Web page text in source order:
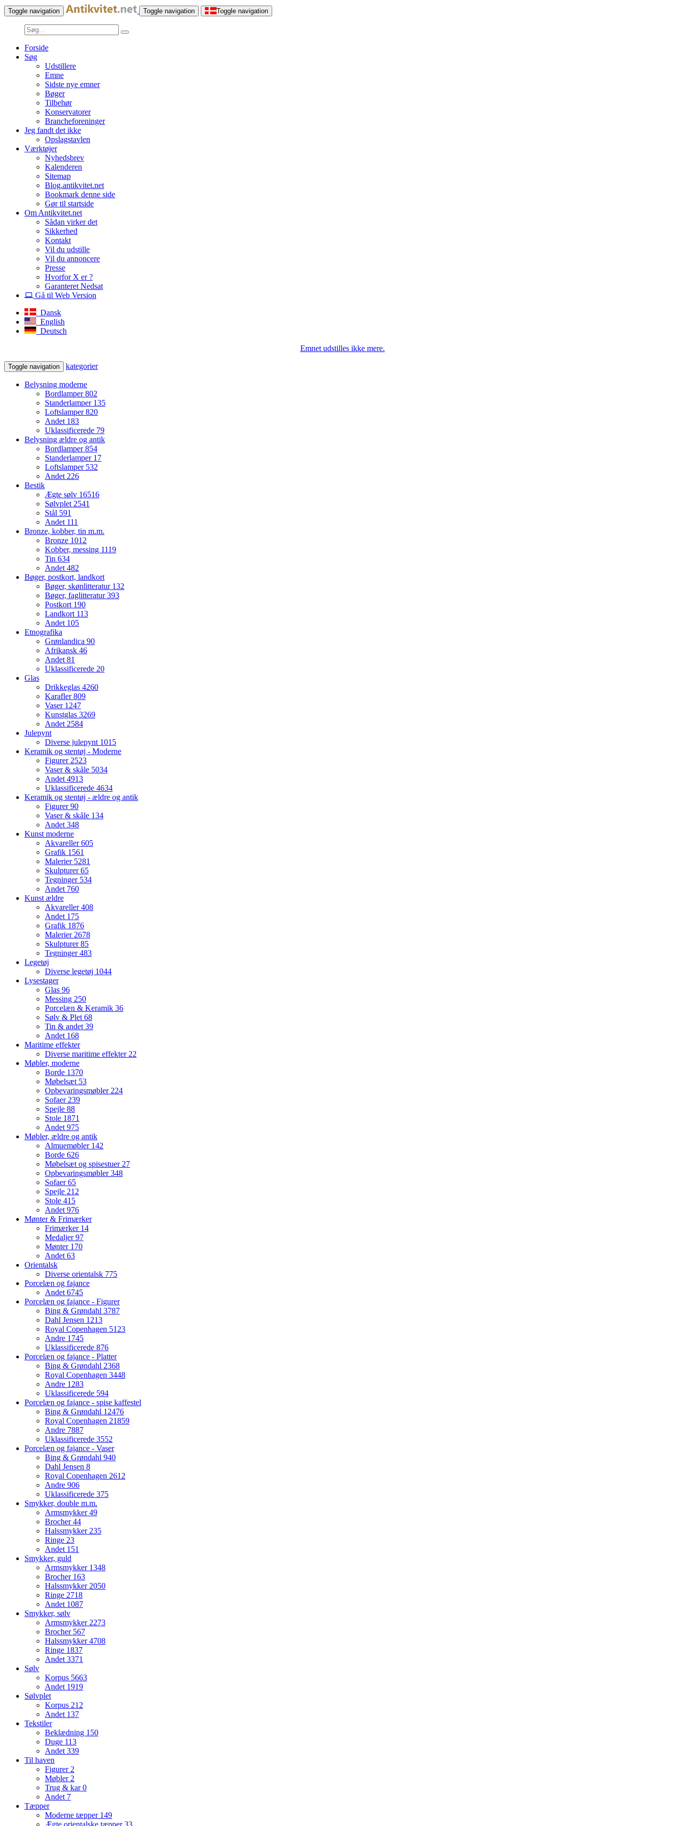
Toggle navigation Toggle navigation Toggle navigation
Forside
Søg
Udstillere
Emne
Sidste nye emner
Bøger
Tilbehør
Konservatorer
Brancheforeninger
Jeg fandt det ikke
Opslagstavlen
Værktøjer
Nyhedsbrev
Kalenderen
Sitemap
Blog.antikvitet.net
Bookmark denne side
Gør til startside
Om Antikvitet.net
Sådan virker det
Sikkerhed
Kontakt
Vil du udstille
Vil du annoncere
Presse
Hvorfor X er ?
Garanteret Nedsat
Gå til Web Version
Dansk
English
Deutsch
Emnet udstilles ikke mere.
Toggle navigation kategorier
Belysning moderne
Bordlamper802
Standerlamper 135
Loftslamper820
Andet 183
Uklassificerede 79
Belysning ældre og antik
Bordlamper854
Standerlamper 17
Loftslamper 532
Andet 226
Bestik
Ægte sølv 16516
Sølvplet 2541
Stål 591
Andet 111
Bronze, kobber, tin m.m.
Bronze 1012
Kobber, messing 1119
Tin 634
Andet 482
Bøger, postkort, landkort
Bøger, skønlitteratur 132
Bøger, faglitteratur393
Postkort 190
Landkort 113
Andet 105
Etnografika
Grønlandica 90
Afrikansk 46
Andet 81
Uklassificerede 20
Glas
Drikkeglas 4260
Karafler809
Vaser 1247
Kunstglas 3269
Andet 2584
Julepynt
Diverse julepynt 1015
Keramik og stentøj - Moderne
Figurer 2523
Vaser & skåle 5034
Andet 4913
Uklassificerede 4634
Keramik og stentøj - ældre og antik
Figurer90
Vaser & skåle 134
Andet 348
Kunst moderne
Akvareller605
Grafik 1561
Malerier 5281
Skulpturer65
Tegninger 534
Andet 760
Kunst ældre
Akvareller408
Andet 175
Grafik 1876
Malerier 2678
Skulpturer85
Tegninger483
Legetøj
Diverse legetøj 1044
Lysestager
Glas 96
Messing 250
Porcelæn & Keramik 36
Sølv & Plet 68
Tin & andet 39
Andet 168
Maritime effekter
Diverse maritime effekter 22
Møbler, moderne
Borde 1370
Møbelsæt 53
Opbevaringsmøbler 224
Sofaer 239
Spejle 88
Stole 1871
Andet 975
Møbler, ældre og antik
Almuemøbler 142
Borde 626
Møbelsæt og spisestuer 27
Opbevaringsmøbler348
Sofaer65
Spejle 212
Stole 415
Andet 976
Mønter & Frimærker
Frimærker 14
Medaljer97
Mønter 170
Andet 63
Orientalsk
Diverse orientalsk 775
Porcelæn og fajance
Andet 6745
Porcelæn og fajance - Figurer
Bing & Grøndahl 3787
Dahl Jensen 1213
Royal Copenhagen 5123
Andre 1745
Uklassificerede 876
Porcelæn og fajance - Platter
Bing & Grøndahl 2368
Royal Copenhagen 3448
Andre 1283
Uklassificerede 594
Porcelæn og fajance - spise kaffestel
Bing & Grøndahl 12476
Royal Copenhagen 21859
Andre 7887
Uklassificerede 3552
Porcelæn og fajance - Vaser
Bing & Grøndahl 940
Dahl Jensen 8
Royal Copenhagen 2612
Andre 906
Uklassificerede 375
Smykker, double m.m.
Armsmykker49
Brocher44
Halssmykker 235
Ringe 23
Andet 151
Smykker, guld
Armsmykker 1348
Brocher 163
Halssmykker 2050
Ringe 2718
Andet 1087
Smykker, sølv
Armsmykker 2273
Brocher 567
Halssmykker4708
Ringe 1837
Andet 3371
Sølv
Korpus 5663
Andet 1919
Sølvplet
Korpus 212
Andet 137
Tekstiler
Beklædning 150
Duge 113
Andet 339
Til haven
Figurer 2
Møbler 2
Trug & kar0
Andet 7
Tæpper
Moderne tæpper 149
Ægte orientalske tæpper 33